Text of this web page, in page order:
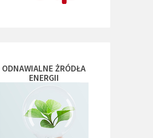
ODNAWIALNE ŻRÓDŁA
ENERGII